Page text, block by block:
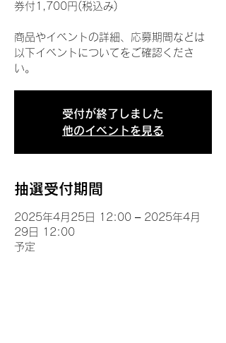
券付1,700円(税込み)
商品やイベントの詳細、応募期間などは
以下イベントについてをご確認くださ
い。
受付が終了しました
他のイベントを見る
抽選受付期間
2025年4月25日 12:00 – 2025年4月
29日 12:00
予定